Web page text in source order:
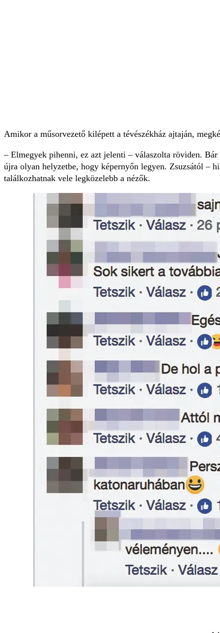
Amikor a műsorvezető kilépett a tévészékház ajtaján,
– Elmegyek pihenni, ez azt jelenti – válaszolta röviden.
újra olyan helyzetbe, hogy képernyőn le­gyen. Zsuzsától –
találkozhatnak vele legközelebb a nézők.